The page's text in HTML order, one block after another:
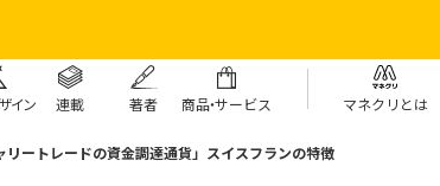
イン 連載 著者 商品・サービス マネクリとは
リートレードの資金調達通貨」スイスフランの特徴